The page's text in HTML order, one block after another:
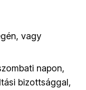
vagy
napon,
bizottsággal,